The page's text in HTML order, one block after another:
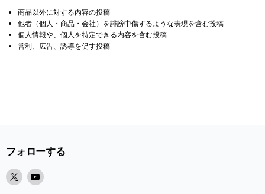
商品以外に対する内容の投稿
他者（個人・商品・会社）を誹謗中傷するような表現を含む投稿
個人情報や、個人を特定できる内容を含む投稿
営利、広告、誘導を促す投稿
フォローする
X
Youtube